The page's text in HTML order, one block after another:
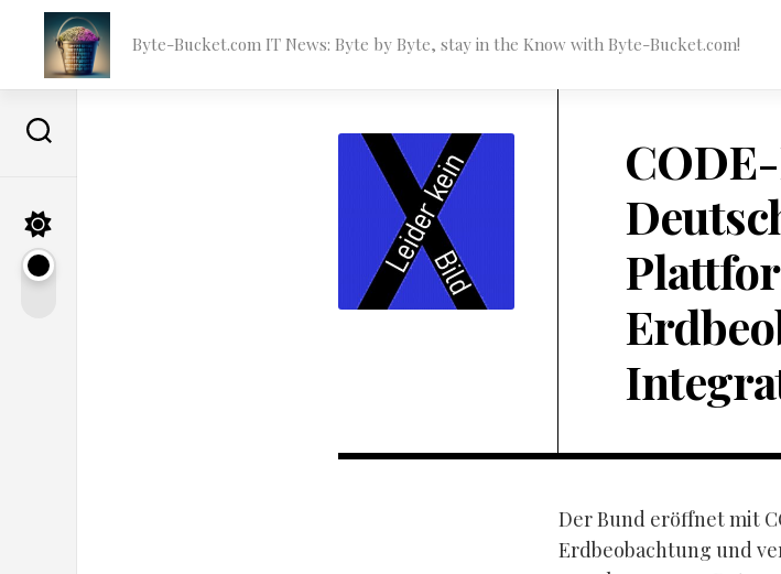
content
Byte-Bucket.com IT News: Byte by Byte, stay in the Know with Byte-Bucket.com!
Der Bund eröffnet mit
Erdbeobachtung und